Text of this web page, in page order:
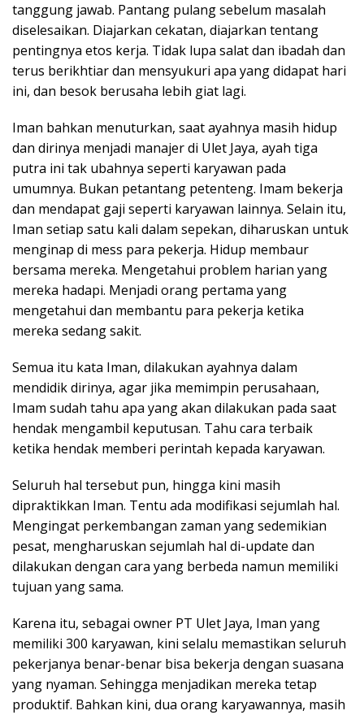
tanggung jawab. Pantang pulang sebelum masalah
diselesaikan. Diajarkan cekatan, diajarkan tentang
pentingnya etos kerja. Tidak lupa salat dan ibadah dan
terus berikhtiar dan mensyukuri apa yang didapat hari
ini, dan besok berusaha lebih giat lagi.
Iman bahkan menuturkan, saat ayahnya masih hidup
dan dirinya menjadi manajer di Ulet Jaya, ayah tiga
putra ini tak ubahnya seperti karyawan pada
umumnya. Bukan petantang petenteng. Imam bekerja
dan mendapat gaji seperti karyawan lainnya. Selain itu,
Iman setiap satu kali dalam sepekan, diharuskan untuk
menginap di mess para pekerja. Hidup membaur
bersama mereka. Mengetahui problem harian yang
mereka hadapi. Menjadi orang pertama yang
mengetahui dan membantu para pekerja ketika
mereka sedang sakit.
Semua itu kata Iman, dilakukan ayahnya dalam
mendidik dirinya, agar jika memimpin perusahaan,
Imam sudah tahu apa yang akan dilakukan pada saat
hendak mengambil keputusan. Tahu cara terbaik
ketika hendak memberi perintah kepada karyawan.
Seluruh hal tersebut pun, hingga kini masih
dipraktikkan Iman. Tentu ada modifikasi sejumlah hal.
Mengingat perkembangan zaman yang sedemikian
pesat, mengharuskan sejumlah hal di-update dan
dilakukan dengan cara yang berbeda namun memiliki
tujuan yang sama.
Karena itu, sebagai owner PT Ulet Jaya, Iman yang
memiliki 300 karyawan, kini selalu memastikan seluruh
pekerjanya benar-benar bisa bekerja dengan suasana
yang nyaman. Sehingga menjadikan mereka tetap
produktif. Bahkan kini, dua orang karyawannya, masih